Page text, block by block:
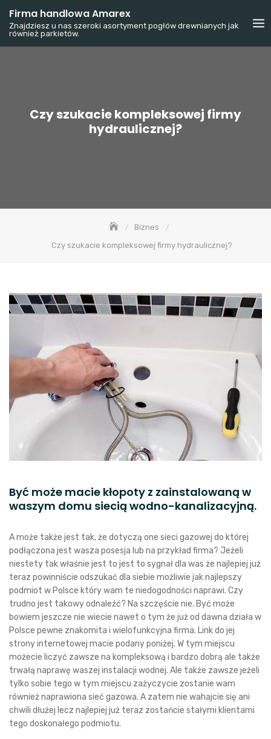
Skip
content
Firma handlowa Amarex
Znajdziesz u nas szeroki asortyment pogłów drewnianych jak
również parkietów.
Czy szukacie kompleksowej firmy
hydraulicznej?
Biznes
Czy szukacie kompleksowej firmy hydraulicznej?
Być może macie kłopoty z zainstalowaną w
waszym domu siecią wodno-kanalizacyjną.
A może także jest tak, że dotyczą one sieci gazowej do której
podłączona jest wasza posesja lub na przykład firma? Jeżeli
niestety tak właśnie jest to jest to sygnał dla was że najlepiej już
teraz powinniście odszukać dla siebie możliwie jak najlepszy
podmiot w Polsce który wam te niedogodności naprawi. Czy
trudno jest takowy odnaleźć? Na szczęście nie. Być może
bowiem jeszcze nie wiecie nawet o tym że już od dawna działa w
Polsce pewne znakomita i wielofunkcyjna firma. Link do jej
strony internetowej macie podany poniżej. W tym miejscu
możecie liczyć zawsze na kompleksową i bardzo dobrą ale także
trwałą naprawę waszej instalacji wodnej. Ale także zawsze jeżeli
tylko sobie tego w tym miejscu zażyczycie zostanie wam
również naprawiona sieć gazowa. A zatem nie wahajcie się ani
chwili dłużej lecz najlepiej już teraz zostańcie stałymi klientami
tego doskonałego podmiotu.